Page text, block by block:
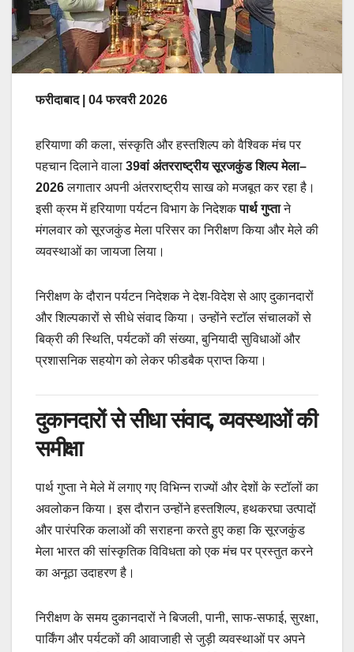
फरीदाबाद | 04 फरवरी 2026
हरियाणा की कला, संस्कृति और हस्तशिल्प को वैश्विक मंच पर
पहचान दिलाने वाला 39वां अंतरराष्ट्रीय सूरजकुंड शिल्प मेला–
2026लगातार अपनी अंतरराष्ट्रीय साख को मजबूत कर रहा है।
इसी क्रम में हरियाणा पर्यटन विभाग के निदेशकपार्थ गुप्ताने
मंगलवार को सूरजकुंड मेला परिसर का निरीक्षण किया और मेले की
व्यवस्थाओं का जायजा लिया।
निरीक्षण के दौरान पर्यटन निदेशक ने देश-विदेश से आए दुकानदारों
और शिल्पकारों से सीधे संवाद किया। उन्होंने स्टॉल संचालकों से
बिक्री की स्थिति, पर्यटकों की संख्या, बुनियादी सुविधाओं और
प्रशासनिक सहयोग को लेकर फीडबैक प्राप्त किया।
दुकानदारों से सीधा संवाद, व्यवस्थाओं की
समीक्षा
पार्थ गुप्ता ने मेले में लगाए गए विभिन्न राज्यों और देशों के स्टॉलों का
अवलोकन किया। इस दौरान उन्होंने हस्तशिल्प, हथकरघा उत्पादों
और पारंपरिक कलाओं की सराहना करते हुए कहा कि सूरजकुंड
मेला भारत की सांस्कृतिक विविधता को एक मंच पर प्रस्तुत करने
का अनूठा उदाहरण है।
निरीक्षण के समय दुकानदारों ने बिजली, पानी, साफ-सफाई, सुरक्षा,
पार्किंग और पर्यटकों की आवाजाही से जुड़ी व्यवस्थाओं पर अपने